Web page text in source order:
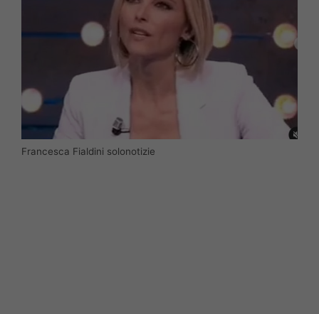
Francesca Fialdini solonotizie